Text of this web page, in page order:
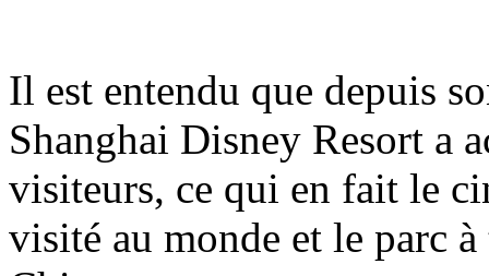
Il est entendu que depuis
Shanghai Disney Resort a
visiteurs, ce qui en fait le
visité au monde et le parc